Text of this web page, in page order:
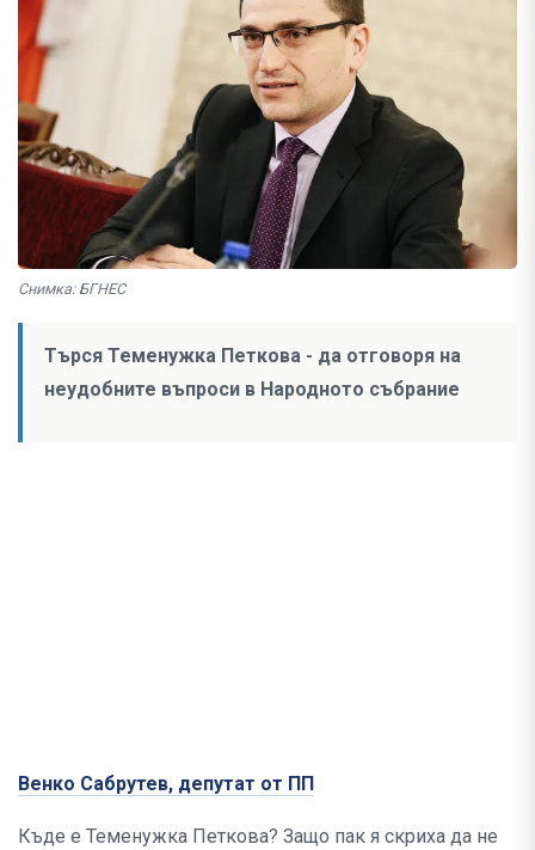
Снимка: БГНЕС
Търся Теменужка Петкова - да отговоря на
неудобните въпроси в Народното събрание
Венко Сабрутев, депутат от ПП
Къде е Теменужка Петкова? Защо пак я скриха да не